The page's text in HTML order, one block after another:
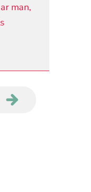
man,